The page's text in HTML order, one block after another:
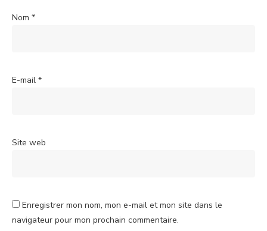
Nom *
E-mail *
Site web
Enregistrer mon nom, mon e-mail et mon site dans le
navigateur pour mon prochain commentaire.